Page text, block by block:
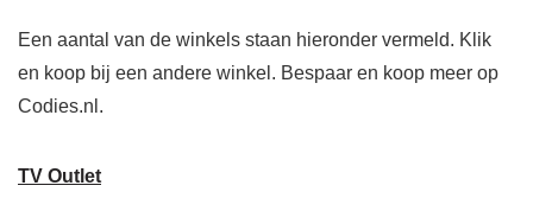
Een aantal van de winkels staan ​​hieronder vermeld. Klik
en koop bij een andere winkel. Bespaar en koop meer op
Codies.nl.
TV Outlet